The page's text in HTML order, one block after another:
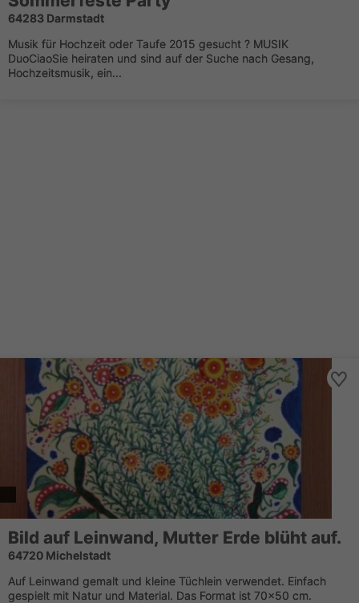
64283 Darmstadt
Musik für Hochzeit oder Taufe 2015 gesucht ? MUSIK
DuoCiaoSie heiraten und sind auf der Suche nach Gesang,
Hochzeitsmusik, ein...
Bild auf Leinwand, Mutter Erde blüht auf.
64720 Michelstadt
Auf Leinwand gemalt und kleine Tüchlein verwendet. Einfach
gespielt mit Natur und Material. Das Format ist 70x50 cm.